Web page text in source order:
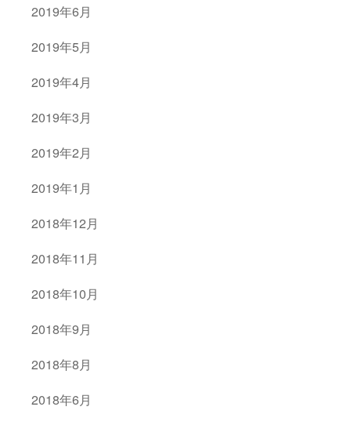
2019年6月
2019年5月
2019年4月
2019年3月
2019年2月
2019年1月
2018年12月
2018年11月
2018年10月
2018年9月
2018年8月
2018年6月